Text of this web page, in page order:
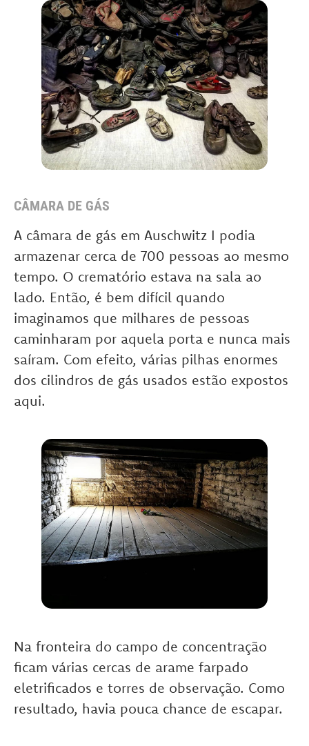
CÂMARA DE GÁS
A câmara de gás em Auschwitz I podia
armazenar cerca de 700 pessoas ao mesmo
tempo. O crematório estava na sala ao
lado. Então, é bem difícil quando
imaginamos que milhares de pessoas
caminharam por aquela porta e nunca mais
saíram. Com efeito, várias pilhas enormes
dos cilindros de gás usados estão expostos
aqui.
Na fronteira do campo de concentração
ficam várias cercas de arame farpado
eletrificados e torres de observação. Como
resultado, havia pouca chance de escapar.